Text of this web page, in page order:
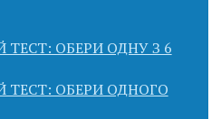
ТЕСТ: ОБЕРИ ОДНУ З 6
ТЕСТ: ОБЕРИ ОДНОГО